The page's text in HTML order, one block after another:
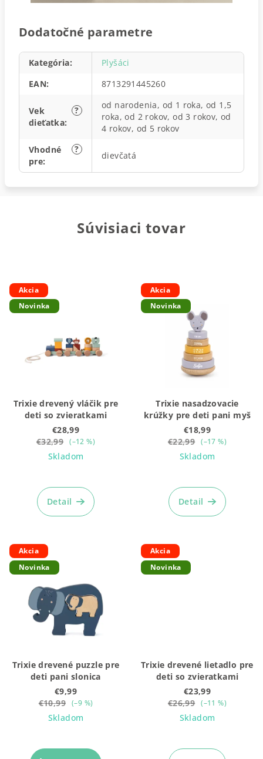
Dodatočné parametre
Kategória:
Plyšáci
EAN: 8713291445260
?
Vek
dieťatka:
od narodenia, od 1 roka, od 1,5
roka, od 2 rokov, od 3 rokov, od
4 rokov, od 5 rokov
?
Vhodné
pre:
dievčatá
Súvisiaci tovar
Akcia
Novinka
Trixie drevený vláčik pre
deti so zvieratkami
€28,99
€32,99 (–12 %)
Skladom
Detail
Akcia
Novinka
Trixie nasadzovacie
krúžky pre deti pani myš
€18,99
€22,99 (–17 %)
Skladom
Detail
Akcia
Novinka
Trixie drevené puzzle pre
deti pani slonica
€9,99
€10,99 (–9 %)
Skladom
Akcia
Novinka
Trixie drevené lietadlo pre
deti so zvieratkami
€23,99
€26,99 (–11 %)
Skladom